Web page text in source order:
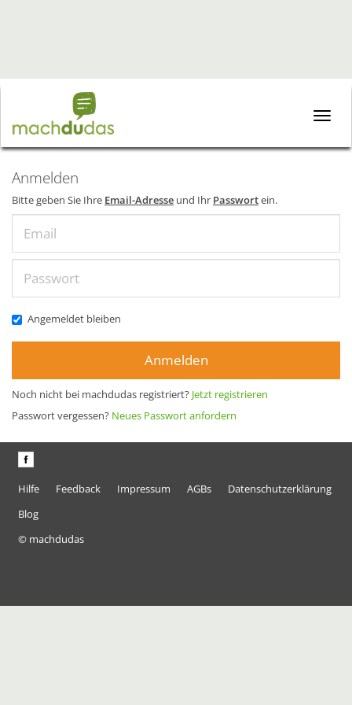
Toggle
Anmelden
Bitte geben Sie Ihre Email-Adresse und Ihr Passwortein.
Angemeldet bleiben
Anmelden
Noch nicht bei machdudas registriert? Jetzt registrieren
Passwort vergessen? Neues Passwort anfordern
Hilfe Feedback Impressum AGBs
Datenschutzerklärung
Blog
© machdudas